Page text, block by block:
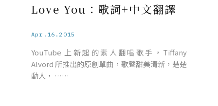
Love You：歌詞+中文翻譯
Apr.16.2015
YouTube 上新起的素人翻唱歌手，Tiffany
Alvord 所推出的原創單曲，歌聲甜美清新，楚楚
動人， ……